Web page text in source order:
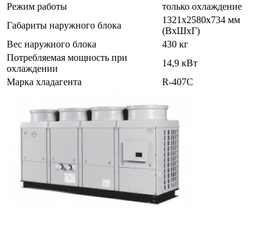
Режим работы
только охлаждение
Габариты наружного блока
1321x2580x734 мм
(ВхШхГ)
Вес наружного блока
430 кг
Потребляемая мощность при
охлаждении
14,9 кВт
Марка хладагента
R-407C